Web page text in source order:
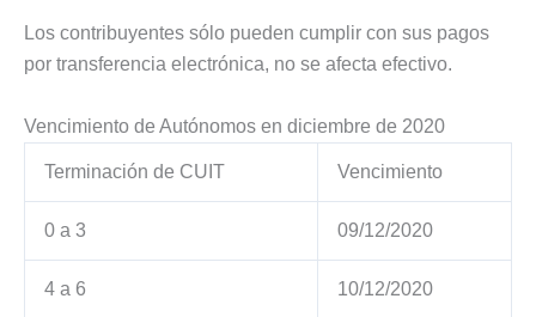
Los contribuyentes sólo pueden cumplir con sus pagos
por transferencia electrónica, no se afecta efectivo.
Vencimiento de Autónomos en diciembre de 2020
Terminación de CUIT Vencimiento
0 a 3 09/12/2020
4 a 6 10/12/2020